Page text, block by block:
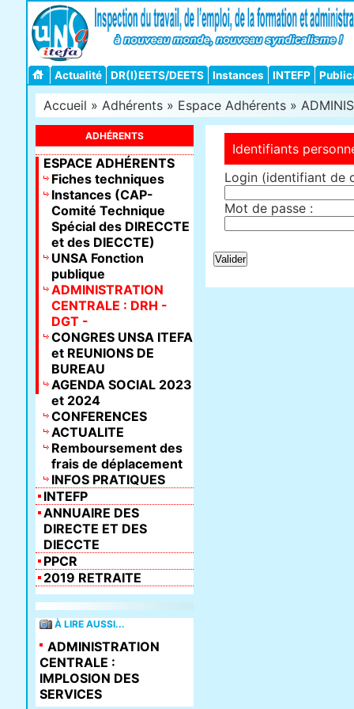
Actualité DR(I)EETS/DEETS Instances INTEFP
Accueil » Adhérents » Espace Adhérents »
Identifiants
Login (identifiant de
Mot de passe :
ADHÉRENTS
ESPACE ADHÉRENTS
Fiches techniques
Instances (CAP-
Comité Technique
Spécial des DIRECCTE
et des DIECCTE)
UNSA Fonction
publique
ADMINISTRATION
CENTRALE : DRH -
DGT -
CONGRES UNSA ITEFA
et REUNIONS DE
BUREAU
AGENDA SOCIAL 2023
et 2024
CONFERENCES
ACTUALITE
Remboursement des
frais de déplacement
INFOS PRATIQUES
INTEFP
ANNUAIRE DES
DIRECTE ET DES
DIECCTE
PPCR
2019 RETRAITE
À LIRE AUSSI...
ADMINISTRATION
CENTRALE :
IMPLOSION DES
SERVICES